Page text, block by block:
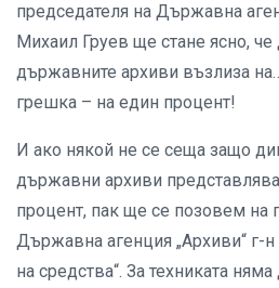
председателя на Държавна
Михаил Груев ще стане ясно, че
държавните архиви възлиза
грешка – на един процент!
И ако някой не се сеща защо
държавни архиви
процент, пак ще се позовем на
Държавна агенция „Архиви“ г-н
на средства“. За техниката